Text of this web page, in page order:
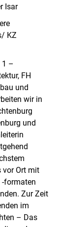
Isar
KZ
1 –
FH
und
wir in
und
vor Ort mit
formaten
Zur Zeit
im
– Das